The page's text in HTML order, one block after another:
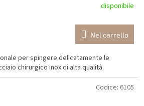
disponibile
Nel carrello
per spingere delicatamente le
chirurgico inox di alta qualità.
Codice: 6105